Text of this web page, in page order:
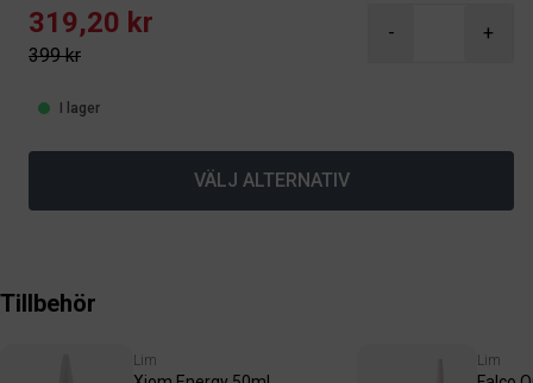
319,20 kr
399 kr
- +
I lager
VÄLJ ALTERNATIV
Tillbehör
Lim Lim